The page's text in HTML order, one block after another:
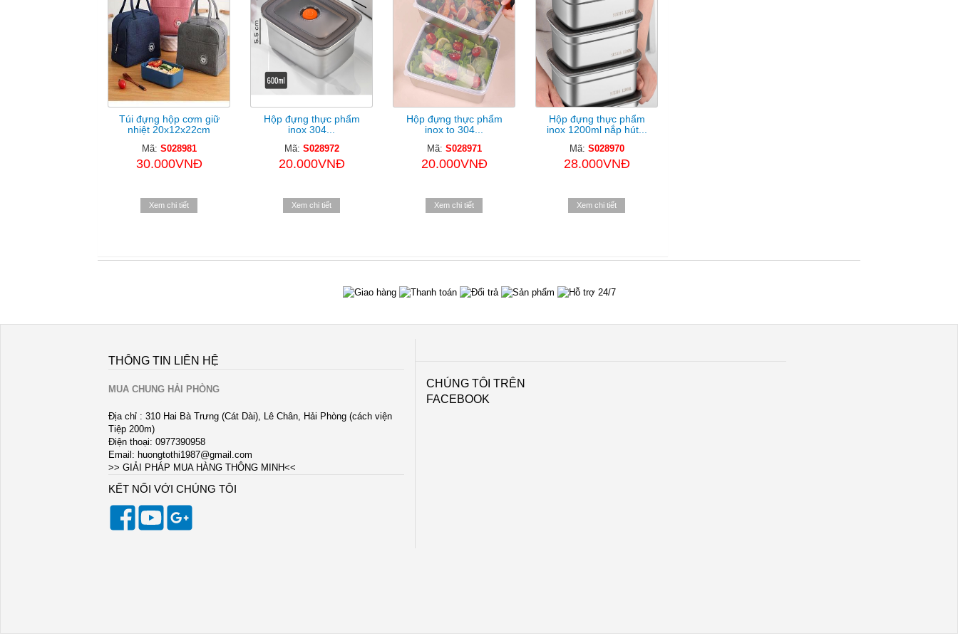
Túi đựng hộp cơm giữ
nhiệt 20x12x22cm
Mã: S028981
30.000VNĐ
Xem chi tiết
Hộp đựng thực phẩm
inox 304...
Mã: S028972
20.000VNĐ
Xem chi tiết
Hộp đựng thực phẩm
inox to 304...
Mã: S028971
20.000VNĐ
Xem chi tiết
Hộp đựng thực phẩm
inox 1200ml nắp hút...
Mã: S028970
28.000VNĐ
Xem chi tiết
THÔNG TIN LIÊN HỆ
MUA CHUNG HẢI PHÒNG
Địa chỉ : 310 Hai Bà Trưng (Cát Dài), Lê Chân, Hải Phòng (cách viện
Tiệp 200m)
Điện thoại: 0977390958
Email: huongtothi1987@gmail.com
>> GIẢI PHÁP MUA HÀNG THÔNG MINH<<
KẾT NỐI VỚI CHÚNG TÔI
CHÚNG TÔI TRÊN
FACEBOOK